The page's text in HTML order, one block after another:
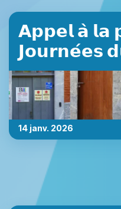
𝗔𝗽𝗽𝗲𝗹 𝗮̀ 𝗹𝗮
𝗝𝗼𝘂𝗿𝗻𝗲́𝗲𝘀
14 janv. 2026